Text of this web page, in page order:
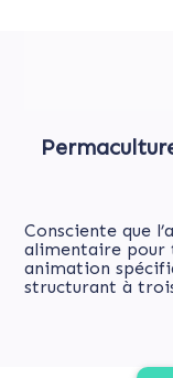
Consciente que
alimentaire pour
animation
structurant à